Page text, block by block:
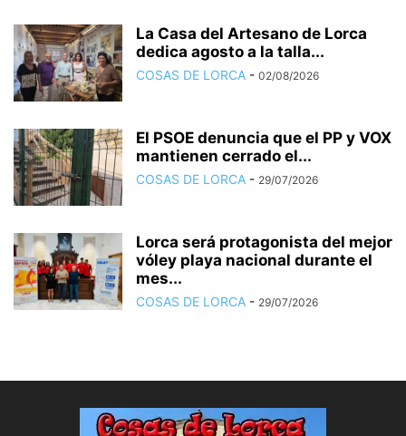
La Casa del Artesano de Lorca
dedica agosto a la talla...
COSAS DE LORCA - 02/08/2026
El PSOE denuncia que el PP y VOX
mantienen cerrado el...
COSAS DE LORCA - 29/07/2026
Lorca será protagonista del mejor
vóley playa nacional durante el
mes...
COSAS DE LORCA - 29/07/2026